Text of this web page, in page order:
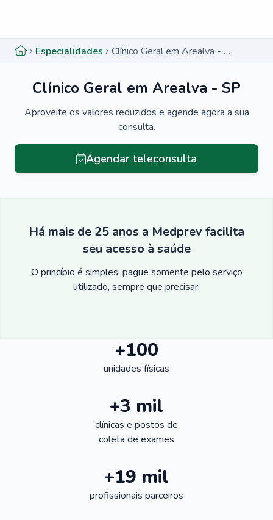
Especialidades Clínico Geral em Arealva - SP
Clínico Geral em Arealva - SP
Aproveite os valores reduzidos e agende agora a sua
consulta.
Agendar teleconsulta
Há mais de 25 anos a Medprev facilita
seu acesso à saúde
O princípio é simples: pague somente pelo serviço
utilizado, sempre que precisar.
+100
unidades físicas
+3 mil
clínicas e postos de
coleta de exames
+19 mil
profissionais parceiros